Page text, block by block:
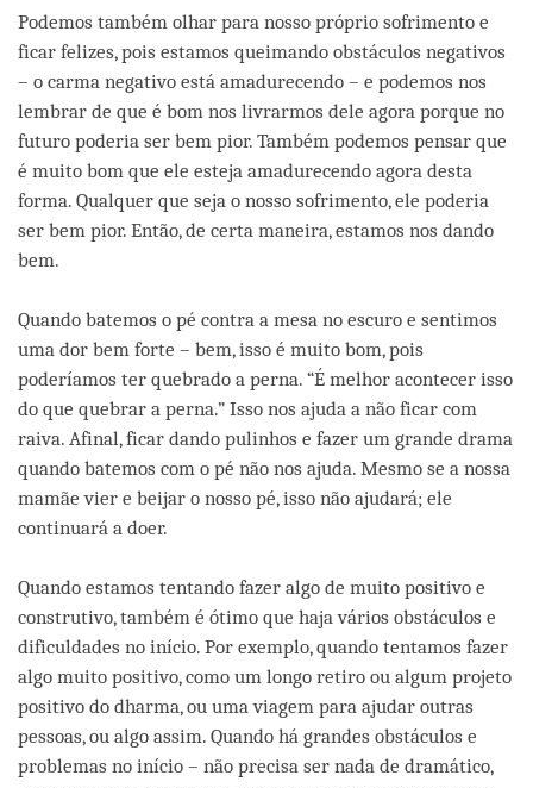
Podemos também olhar para nosso próprio sofrimento e
ficar felizes, pois estamos queimando obstáculos negativos
– o carma negativo está amadurecendo – e podemos nos
lembrar de que é bom nos livrarmos dele agora porque no
futuro poderia ser bem pior. Também podemos pensar que
é muito bom que ele esteja amadurecendo agora desta
forma. Qualquer que seja o nosso sofrimento, ele poderia
ser bem pior. Então, de certa maneira, estamos nos dando
bem.
Quando batemos o pé contra a mesa no escuro e sentimos
uma dor bem forte – bem, isso é muito bom, pois
poderíamos ter quebrado a perna. “É melhor acontecer isso
do que quebrar a perna.” Isso nos ajuda a não ficar com
raiva. Afinal, ficar dando pulinhos e fazer um grande drama
quando batemos com o pé não nos ajuda. Mesmo se a nossa
mamãe vier e beijar o nosso pé, isso não ajudará; ele
continuará a doer.
Quando estamos tentando fazer algo de muito positivo e
construtivo, também é ótimo que haja vários obstáculos e
dificuldades no início. Por exemplo, quando tentamos fazer
algo muito positivo, como um longo retiro ou algum projeto
positivo do dharma, ou uma viagem para ajudar outras
pessoas, ou algo assim. Quando há grandes obstáculos e
problemas no início – não precisa ser nada de dramático,